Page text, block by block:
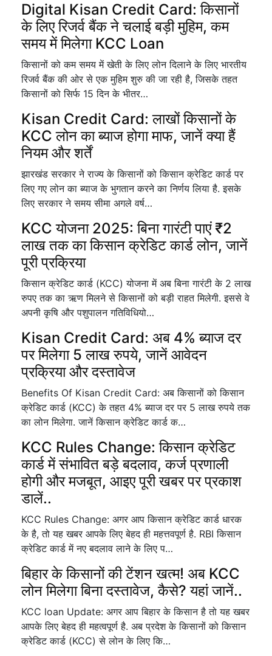
Digital Kisan Credit Card: किसानों
के लिए रिजर्व बैंक ने चलाई बड़ी मुहिम, कम
समय में मिलेगा KCC Loan
किसानों को कम समय में खेती के लिए लोन दिलाने के लिए भारतीय
रिजर्व बैंक की ओर से एक मुहिम शुरु की जा रही है, जिसके तहत
किसानों को सिर्फ 15 दिन के भीतर…
Kisan Credit Card: लाखों किसानों के
KCC लोन का ब्याज होगा माफ, जानें क्या हैं
नियम और शर्तें
झारखंड सरकार ने राज्य के किसानों को किसान क्रेडिट कार्ड पर
लिए गए लोन का ब्याज के भुगतान करने का निर्णय लिया है. इसके
लिए सरकार ने समय सीमा अगले वर्ष…
KCC योजना 2025: बिना गारंटी पाएं ₹2
लाख तक का किसान क्रेडिट कार्ड लोन, जानें
पूरी प्रक्रिया
किसान क्रेडिट कार्ड (KCC) योजना में अब बिना गारंटी के 2 लाख
रुपए तक का ऋण मिलने से किसानों को बड़ी राहत मिलेगी. इससे वे
अपनी कृषि और पशुपालन गतिविधियो…
Kisan Credit Card: अब 4% ब्याज दर
पर मिलेगा 5 लाख रुपये, जानें आवेदन
प्रक्रिया और दस्तावेज
Benefits Of Kisan Credit Card: अब किसानों को किसान
क्रेडिट कार्ड (KCC) के तहत 4% ब्याज दर पर 5 लाख रुपये तक
का लोन मिलेगा. जानें किसान क्रेडिट कार्ड क…
KCC Rules Change: किसान क्रेडिट
कार्ड में संभावित बड़े बदलाव, कर्ज प्रणाली
होगी और मजबूत, आइए पूरी खबर पर प्रकाश
डालें..
KCC Rules Change: अगर आप किसान क्रेडिट कार्ड धारक
के है, तो यह खबर आपके लिए बेहद ही महत्तवपूर्ण है. RBI किसान
क्रेडिट कार्ड में नए बदलाव लाने के लिए प…
बिहार के किसानों की टेंशन खत्म! अब KCC
लोन मिलेगा बिना दस्तावेज, कैसे? यहां जानें..
KCC loan Update: अगर आप बिहार के किसान है तो यह खबर
आपके लिए बेहद ही महत्वपूर्ण है. अब प्रदेश के किसानों को किसान
क्रेडिट कार्ड (KCC) से लोन के लिए कि…